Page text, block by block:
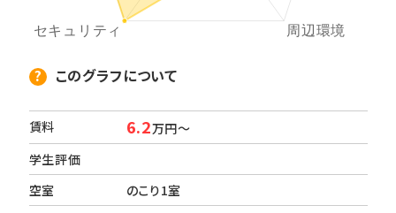
このグラフについて
賃料 6.2万円～
学生評価
空室
のこり1室